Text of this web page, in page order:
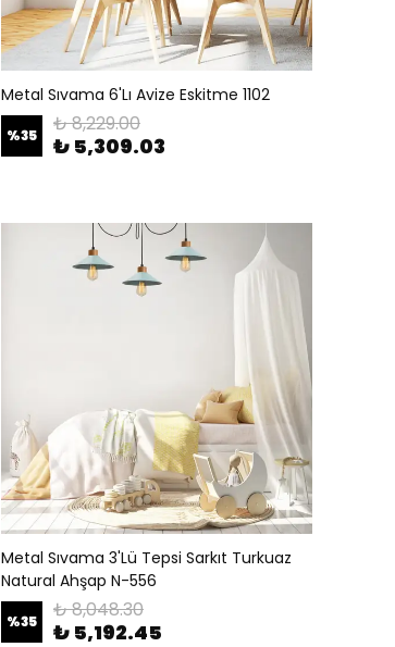
Metal Sıvama 6'Lı Avize Eskitme 1102
%35 ₺ 8,229.00
₺ 5,309.03
Metal Sıvama 3'Lü Tepsi Sarkıt Turkuaz
Natural Ahşap N-556
%35 ₺ 8,048.30
₺ 5,192.45